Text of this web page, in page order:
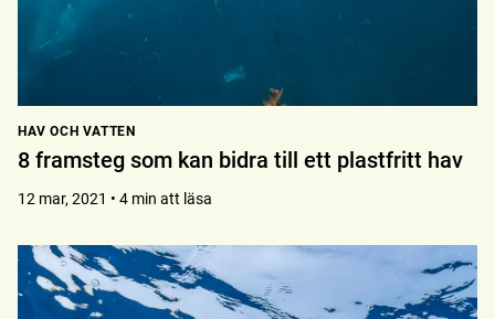
HAV OCH VATTEN
8 framsteg som kan bidra till ett plastfritt hav
12 mar, 2021 • 4 min att läsa